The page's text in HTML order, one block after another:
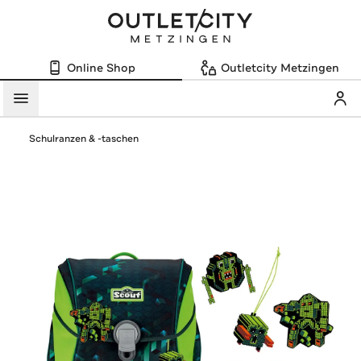
Online Shop Outletcity Metzingen
Menü
Schulranzen & -taschen